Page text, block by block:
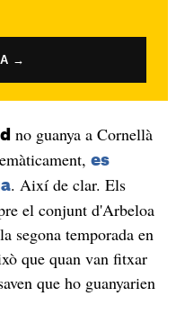
→
no guanya a Cornellà
es
. Així de clar. Els
el conjunt d'Arbeloa
segona temporada en
que quan van fitxar
que ho guanyarien